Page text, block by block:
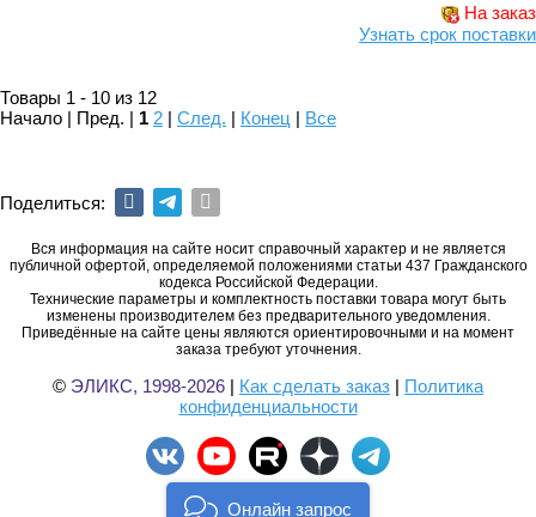
На заказ
Узнать срок поставки
Товары 1 - 10 из 12
Начало | Пред. | 1 2 | След. | Конец | Все
Поделиться:
Вся информация на сайте носит справочный характер и не является
публичной офертой, определяемой положениями статьи 437 Гражданского
кодекса Российской Федерации.
Технические параметры и комплектность поставки товара могут быть
изменены производителем без предварительного уведомления.
Приведённые на сайте цены являются ориентировочными и на момент
заказа требуют уточнения.
© ЭЛИКС, 1998-2026 | Как сделать заказ | Политика
конфиденциальности
Онлайн запрос